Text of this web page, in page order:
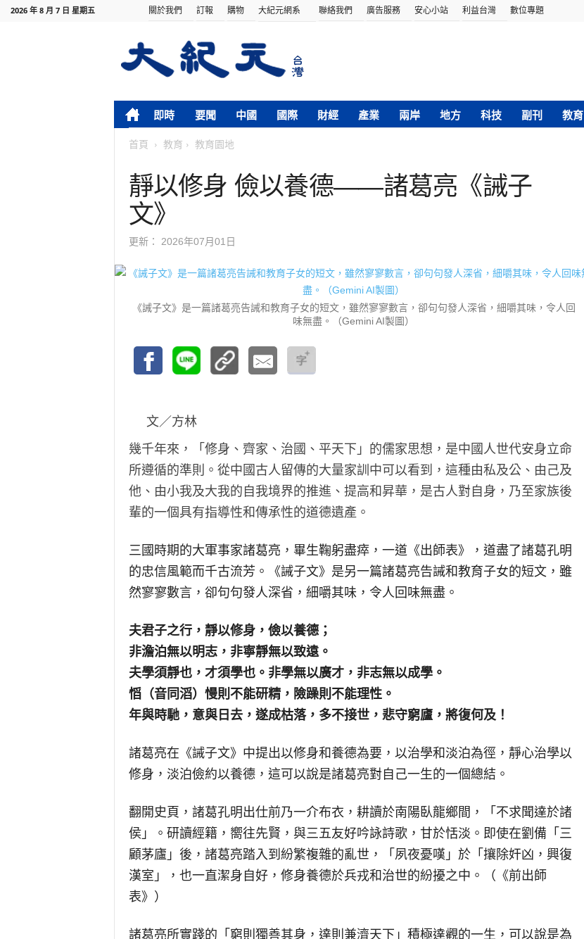
2026 年 8 月 7 日 星期五 關於我們 訂報 購物 大紀元網系 聯絡我們 廣告服務 安心小站 利益台灣 數位專題
即時 要聞 中國 國際 財經 產業 兩岸 地方 科技 副刊 教育
首頁 教育 教育園地
靜以修身 儉以養德——諸葛亮《誡子
文》
更新： 2026年07月01日
《誡子文》是一篇諸葛亮告誡和教育子女的短文，雖然寥寥數言，卻句句發人深省，細嚼其味，令人回
味無盡。（Gemini AI製圖）
文／方林
幾千年來，「修身、齊家、治國、平天下」的儒家思想，是中國人世代安身立命
所遵循的準則。從中國古人留傳的大量家訓中可以看到，這種由私及公、由己及
他、由小我及大我的自我境界的推進、提高和昇華，是古人對自身，乃至家族後
輩的一個具有指導性和傳承性的道德遺產。
三國時期的大軍事家諸葛亮，畢生鞠躬盡瘁，一道《出師表》，道盡了諸葛孔明
的忠信風範而千古流芳。《誡子文》是另一篇諸葛亮告誡和教育子女的短文，雖
然寥寥數言，卻句句發人深省，細嚼其味，令人回味無盡。
夫君子之行，靜以修身，儉以養德；
非澹泊無以明志，非寧靜無以致遠。
夫學須靜也，才須學也。非學無以廣才， 非志無以成學。
慆（音同滔）慢則不能研精，險躁則不能理性。
年與時馳，意與日去，遂成枯落，多不接世，悲守窮廬，將復何及！
諸葛亮在《誡子文》中提出以修身和養德為要，以治學和淡泊為徑，靜心治學以
修身，淡泊儉約以養德，這可以說是諸葛亮對自己一生的一個總結。
翻開史頁，諸葛孔明出仕前乃一介布衣，耕讀於南陽臥龍鄉間，「不求聞達於諸
侯」。研讀經籍，嚮往先賢，與三五友好吟詠詩歌，甘於恬淡。即使在劉備「三
顧茅廬」後，諸葛亮踏入到紛繁複雜的亂世，「夙夜憂嘆」於「攘除奸凶，興復
漢室」，也一直潔身自好，修身養德於兵戎和治世的紛擾之中。（《前出師
表》）
諸葛亮所實踐的「窮則獨善其身，達則兼濟天下」積極達觀的一生，可以說是為